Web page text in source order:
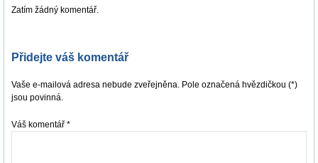
Zatím žádný komentář.
Přidejte váš komentář
Vaše e-mailová adresa nebude zveřejněna. Pole označená hvězdičkou (*)
jsou povinná.
Váš komentář *